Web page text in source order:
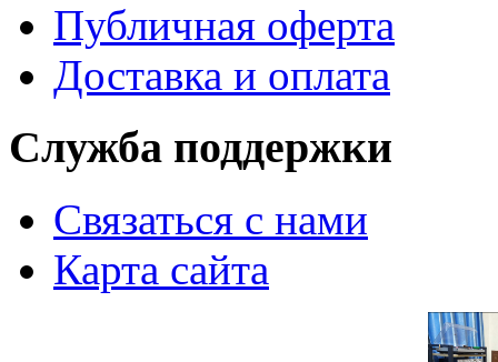
Публичная оферта
Доставка и оплата
Служба поддержки
Связаться с нами
Карта сайта